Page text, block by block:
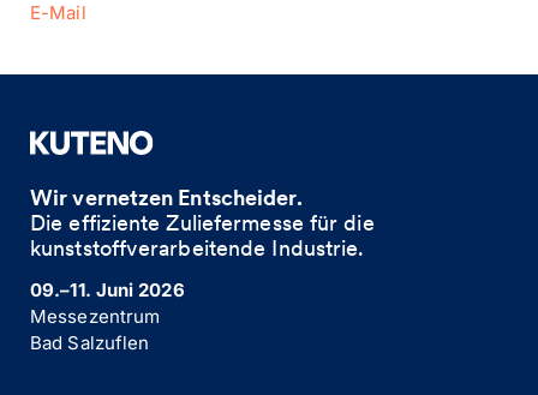
E-Mail
Wir vernetzen Entscheider.
Die effiziente Zuliefermesse für die
kunststoffverarbeitende Industrie. ​
09.–11. Juni 2026
Messezentrum
Bad Salzuflen